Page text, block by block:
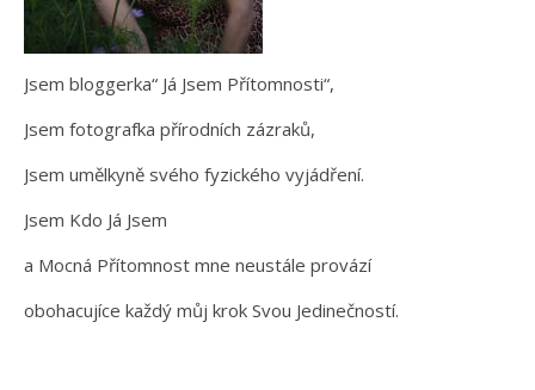
Jsem bloggerka“ Já Jsem Přítomnosti“,
Jsem fotografka přírodních zázraků,
Jsem umělkyně svého fyzického vyjádření.
Jsem Kdo Já Jsem
a Mocná Přítomnost mne neustále provází
obohacujíce každý můj krok Svou Jedinečností.